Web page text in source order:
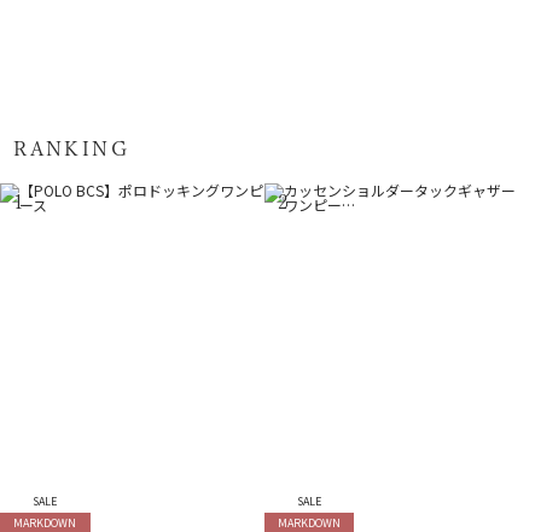
RANKING
1
SALE
MARKDOWN
2
SALE
MARKDOWN